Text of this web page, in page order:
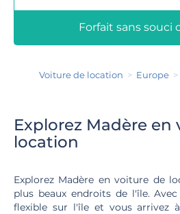
Forfait sans souci
Voiture de location Europe
Explorez Madère en
location
Explorez Madère en voiture de
plus beaux endroits de l'île.
flexible sur l'île et vous arrivez